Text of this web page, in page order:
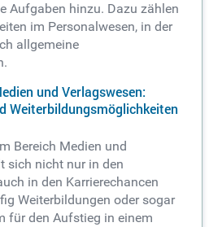
Aufgaben hinzu. Dazu zählen
im Personalwesen, in der
allgemeine
und Verlagswesen:
Weiterbildungsmöglichkeiten
Bereich Medien und
sich nicht nur in den
in den Karrierechancen
Weiterbildungen oder sogar
für den Aufstieg in einem